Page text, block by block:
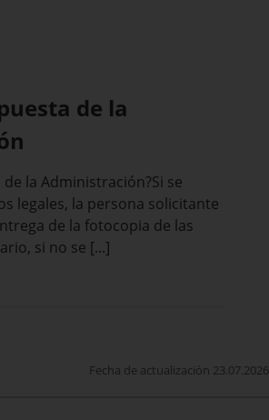
de la
la Administración?Si se
legales, la persona solicitante
de la fotocopia de las
si no se [...]
Fecha de actualización 23.07.2026